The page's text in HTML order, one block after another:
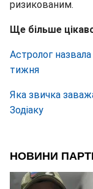
ризикованим.
Ще більше
Астролог назвала
тижня
Яка звичка
Зодіаку